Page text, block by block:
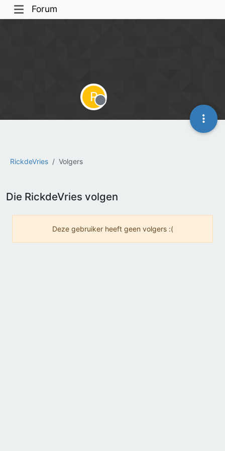
Forum
RickdeVries Volgers
R
Offline
Die RickdeVries volgen
Deze gebruiker heeft geen volgers :(